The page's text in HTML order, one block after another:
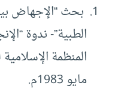
بحث “الإجهاض
الطبية”- ندوة
مايو 1983م.